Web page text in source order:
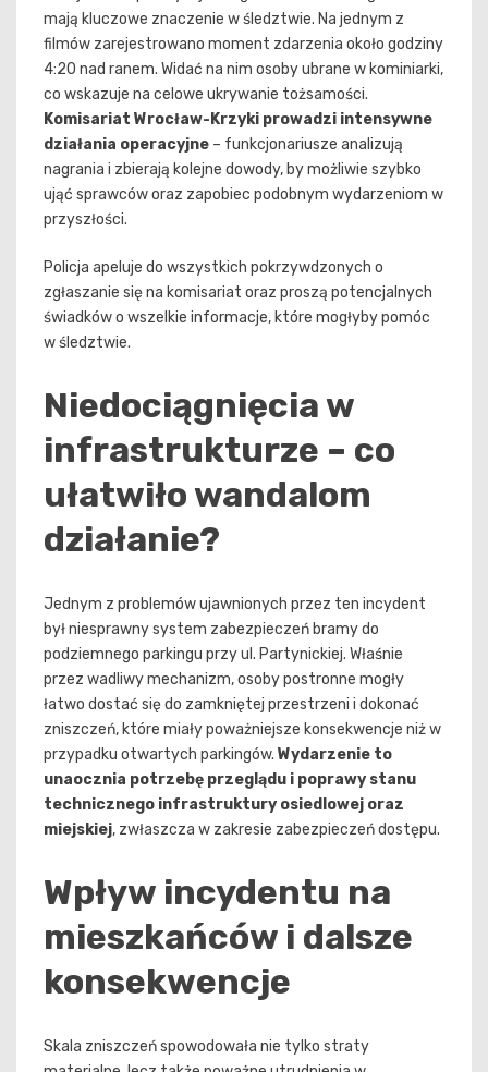
mają kluczowe znaczenie w śledztwie. Na jednym z
filmów zarejestrowano moment zdarzenia około godziny
4:20 nad ranem. Widać na nim osoby ubrane w kominiarki,
co wskazuje na celowe ukrywanie tożsamości.
Komisariat Wrocław-Krzyki prowadzi intensywne
działania operacyjne – funkcjonariusze analizują
nagrania i zbierają kolejne dowody, by możliwie szybko
ująć sprawców oraz zapobiec podobnym wydarzeniom w
przyszłości.
Policja apeluje do wszystkich pokrzywdzonych o
zgłaszanie się na komisariat oraz proszą potencjalnych
świadków o wszelkie informacje, które mogłyby pomóc
w śledztwie.
Niedociągnięcia w
infrastrukturze – co
ułatwiło wandalom
działanie?
Jednym z problemów ujawnionych przez ten incydent
był niesprawny system zabezpieczeń bramy do
podziemnego parkingu przy ul. Partynickiej. Właśnie
przez wadliwy mechanizm, osoby postronne mogły
łatwo dostać się do zamkniętej przestrzeni i dokonać
zniszczeń, które miały poważniejsze konsekwencje niż w
przypadku otwartych parkingów. Wydarzenie to
unaocznia potrzebę przeglądu i poprawy stanu
technicznego infrastruktury osiedlowej oraz
miejskiej, zwłaszcza w zakresie zabezpieczeń dostępu.
Wpływ incydentu na
mieszkańców i dalsze
konsekwencje
Skala zniszczeń spowodowała nie tylko straty